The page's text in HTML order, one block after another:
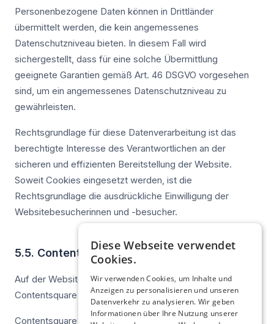
Personenbezogene Daten können in Drittländer
übermittelt werden, die kein angemessenes
Datenschutzniveau bieten. In diesem Fall wird
sichergestellt, dass für eine solche Übermittlung
geeignete Garantien gemäß Art. 46 DSGVO vorgesehen
sind, um ein angemessenes Datenschutzniveau zu
gewährleisten.
Rechtsgrundlage für diese Datenverarbeitung ist das
berechtigte Interesse des Verantwortlichen an der
sicheren und effizienten Bereitstellung der Website.
Soweit Cookies eingesetzt werden, ist die
Rechtsgrundlage die ausdrückliche Einwilligung der
Websitebesucherinnen und -besucher.
5.5. Contentsquare
Auf der Website wird der Dienst des Anbieters
Contentsquare SAS, Frankreich, eingesetzt.
Contentsquare ist ein Analyse- und Optimierungstool, mit
Diese Webseite verwendet
Cookies.
Wir verwenden Cookies, um Inhalte und
Anzeigen zu personalisieren und unseren
Datenverkehr zu analysieren. Wir geben
Informationen über Ihre Nutzung unserer